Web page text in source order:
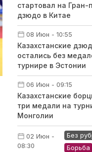
стартовал на Гран-
дзюдо в Китае
08 Июн - 10:55
Казахстанские
остались без
турнире в Эстонии
06 Июн - 09:15
Казахстанские
три медали на
Монголии
02 Июн -
08:30
Без
Борьба